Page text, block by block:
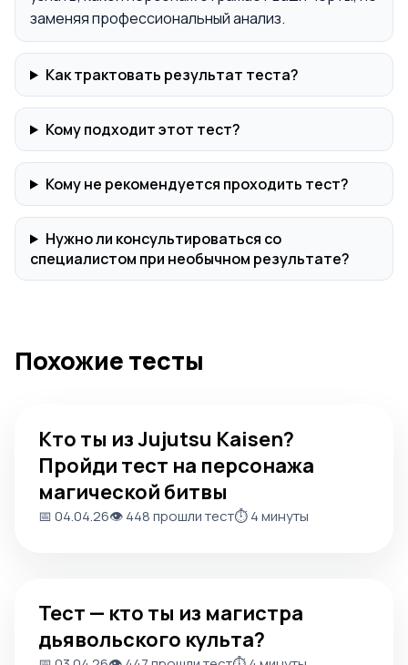
заменяя профессиональный анализ.
Как трактовать результат теста?
Кому подходит этот тест?
Кому не рекомендуется проходить тест?
Нужно ли консультироваться со
специалистом при необычном результате?
Похожие тесты
Кто ты из Jujutsu Kaisen?
Пройди тест на персонажа
магической битвы
📅 04.04.26👁️ 448 прошли тест⏱️ 4 минуты
Тест — кто ты из магистра
дьявольского культа?